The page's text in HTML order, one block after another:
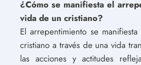
¿Cómo se manifiesta el
vida de un cristiano?
El arrepentimiento se
cristiano a través de una vida
las acciones y actitudes